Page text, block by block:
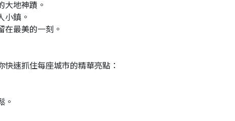
大地神蹟。
小鎮。
最美的一刻。
速抓住每座城市的精華亮點：
。